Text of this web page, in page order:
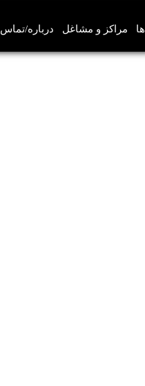
مراکز و مشاغل درباره/تماس